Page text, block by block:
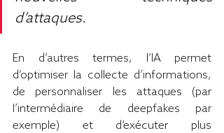
d’attaques.
En d’autres termes, l’IA permet
d’optimiser la collecte d’informations,
de personnaliser les attaques (par
l’intermédiaire de deepfakes par
exemple) et d’exécuter plus